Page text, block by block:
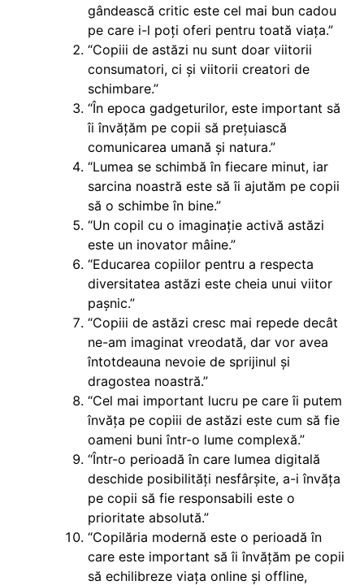
gândească critic este cel mai bun cadou
pe care i-l poți oferi pentru toată viața.”
“Copiii de astăzi nu sunt doar viitorii
consumatori, ci și viitorii creatori de
schimbare.”
“În epoca gadgeturilor, este important să
îi învățăm pe copii să prețuiască
comunicarea umană și natura.”
“Lumea se schimbă în fiecare minut, iar
sarcina noastră este să îi ajutăm pe copii
să o schimbe în bine.”
“Un copil cu o imaginație activă astăzi
este un inovator mâine.”
“Educarea copiilor pentru a respecta
diversitatea astăzi este cheia unui viitor
pașnic.”
“Copiii de astăzi cresc mai repede decât
ne-am imaginat vreodată, dar vor avea
întotdeauna nevoie de sprijinul și
dragostea noastră.”
“Cel mai important lucru pe care îi putem
învăța pe copiii de astăzi este cum să fie
oameni buni într-o lume complexă.”
“Într-o perioadă în care lumea digitală
deschide posibilități nesfârșite, a-i învăța
pe copii să fie responsabili este o
prioritate absolută.”
“Copilăria modernă este o perioadă în
care este important să îi învățăm pe copii
să echilibreze viața online și offline,